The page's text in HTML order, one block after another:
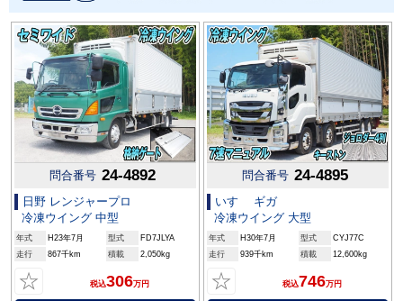
問合番号 24-4892
日野 レンジャープロ
冷凍ウイング 中型
年式 H23年7月 型式
FD7JLYA
走行
867千km 積載 2,050kg
☆ 税込306万円
問合番号 24-4895
いすゞ ギガ
冷凍ウイング 大型
年式 H30年7月 型式
CYJ77C
走行
939千km 積載 12,600kg
☆ 税込746万円